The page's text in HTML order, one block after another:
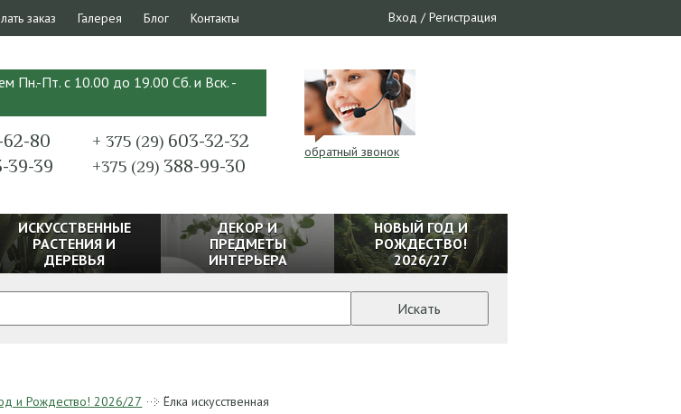
заказ Галерея Блог Контакты Вход /Регистрация
Пн.-Пт. с 10.00 до 19.00 Сб. и Вск. -
80 + 375 (29) 603-32-32
39-39 +375 (29) 388-99-30
обратный звонок
ИСКУССТВЕННЫЕ
РАСТЕНИЯ И
ДЕРЕВЬЯ
ДЕКОР И
ПРЕДМЕТЫ
ИНТЕРЬЕРА
НОВЫЙ ГОД И
РОЖДЕСТВО!
2026/27
Искать
и Рождество! 2026/27 Ёлка искусственная